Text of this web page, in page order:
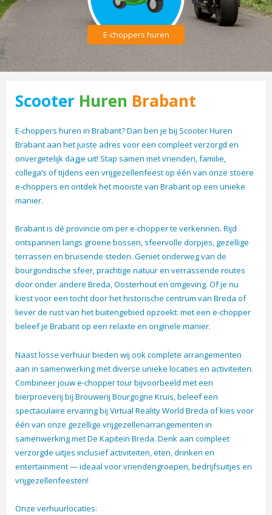
E-choppers huren
Scooter Huren Brabant
E-choppers huren in Brabant? Dan ben je bij Scooter Huren
Brabant aan het juiste adres voor een compleet verzorgd en
onvergetelijk dagje uit! Stap samen met vrienden, familie,
collega’s of tijdens een vrijgezellenfeest op één van onze stoere
e-choppers en ontdek het mooiste van Brabant op een unieke
manier.
Brabant is dé provincie om per e-chopper te verkennen. Rijd
ontspannen langs groene bossen, sfeervolle dorpjes, gezellige
terrassen en bruisende steden. Geniet onderweg van de
bourgondische sfeer, prachtige natuur en verrassende routes
door onder andere Breda, Oosterhout en omgeving. Of je nu
kiest voor een tocht door het historische centrum van Breda of
liever de rust van het buitengebied opzoekt: met een e-chopper
beleef je Brabant op een relaxte en originele manier.
Naast losse verhuur bieden wij ook complete arrangementen
aan in samenwerking met diverse unieke locaties en activiteiten.
Combineer jouw e-chopper tour bijvoorbeeld met een
bierproeverij bij Brouwerij Bourgogne Kruis, beleef een
spectaculaire ervaring bij Virtual Reality World Breda of kies voor
één van onze gezellige vrijgezellenarrangementen in
samenwerking met De Kapitein Breda. Denk aan compleet
verzorgde uitjes inclusief activiteiten, eten, drinken en
entertainment — ideaal voor vriendengroepen, bedrijfsuitjes en
vrijgezellenfeesten!
Onze verhuurlocaties: